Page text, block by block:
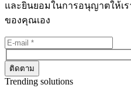
และยินยอมในการอนุญาตให้เ
ของคุณเอง
Trending solutions